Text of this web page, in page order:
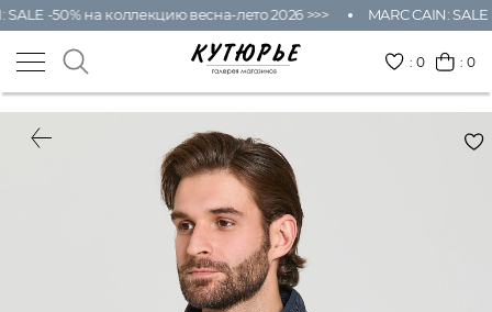
SALE -50% на коллекцию весна-лето 2026 >>> MARC CAIN:
:0 : 0